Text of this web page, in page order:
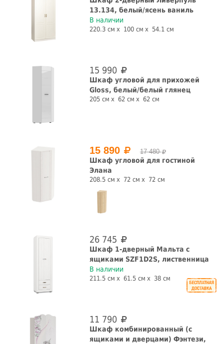
13.134, белый/ясень ваниль
В наличии
220.3 см 100 см 54.1 см
15 990
Шкаф угловой для прихожей
Gloss, белый/белый глянец
205 см 62 см 62 см
15 890 17 480
Шкаф угловой для гостиной
Элана
208.5 см 72 см 72 см
26 745
Шкаф 1-дверный Мальта с
ящиками SZF1D2S, лиственница
В наличии
211.5 см 61.5 см 38 см
11 790
Шкаф комбинированный (с
ящиками и дверцами) Фэнтези,